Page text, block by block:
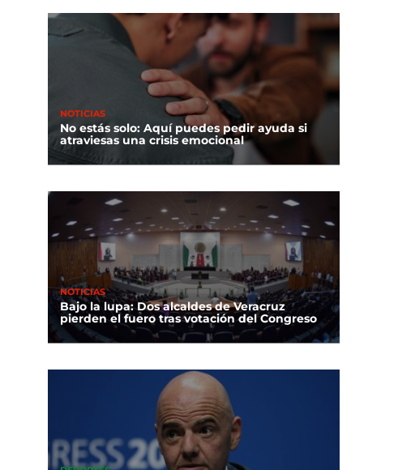
NOTICIAS
No estás solo: Aquí puedes pedir ayuda si
atraviesas una crisis emocional
NOTICIAS
Bajo la lupa: Dos alcaldes de Veracruz
pierden el fuero tras votación del Congreso